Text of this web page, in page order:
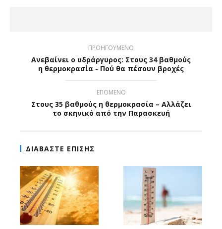
ΠΡΟΗΓΟΥΜΕΝΟ
Ανεβαίνει ο υδράργυρος: Στους 34 βαθμούς
η θερμοκρασία - Πού θα πέσουν βροχές
ΕΠΟΜΕΝΟ
Στους 35 βαθμούς η θερμοκρασία – Αλλάζει
το σκηνικό από την Παρασκευή
ΔΙΑΒΑΣΤΕ ΕΠΙΣΗΣ